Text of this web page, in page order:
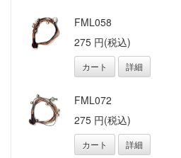
FML058
275 円(税込)
カート 詳細
FML072
275 円(税込)
カート 詳細